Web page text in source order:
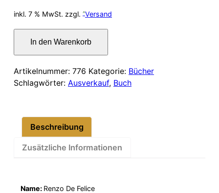
Preis
war:
32,00 €
inkl. 7 % MwSt. zzgl. Versand
rivoluzionario
Menge
In den Warenkorb
Artikelnummer: 776 Kategorie: Bücher
Schlagwörter: Ausverkauf, Buch
Beschreibung
Zusätzliche Informationen
Name: Renzo De Felice